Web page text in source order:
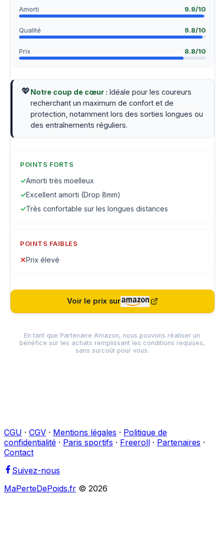
Amorti 9.9/10
Qualité 9.8/10
Prix 8.8/10
💖Notre coup de cœur : Idéale pour les coureurs
recherchant un maximum de confort et de
protection, notamment lors des sorties longues ou
des entraînements réguliers.
POINTS FORTS
✓Amorti très moelleux
✓Excellent amorti (Drop 8mm)
✓Très confortable sur les longues distances
POINTS FAIBLES
✕Prix élevé
Voir le prix sur
En tant que Partenaire Amazon, nous pouvons réaliser un
bénéfice sur les achats remplissant les conditions requises,
sans surcoût pour vous.
CGU · CGV · Mentions légales · Politique de
confidentialité · Paris sportifs · Freeroll · Partenaires ·
Contact
Suivez-nous
MaPerteDePoids.fr © 2026